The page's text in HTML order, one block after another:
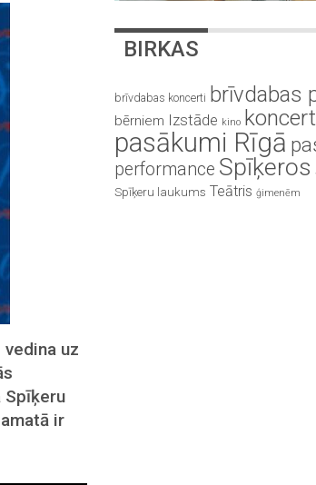
uz
Spīķeru
ir
BIRKAS
brīvdabas koncerti brīvdabas
bērniem Izstāde kino
pasākumi Rīgā
performance Spīķeros
Spīķeru laukums Teātris ģimenēm